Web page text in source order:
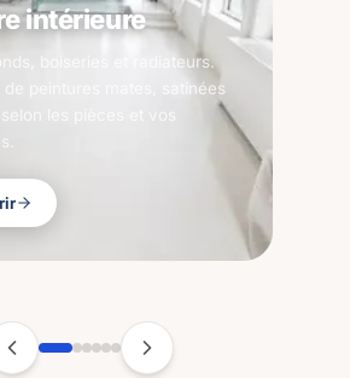
des supports
enduits de lissage, ponçage
Une préparation
est la clé de finitions